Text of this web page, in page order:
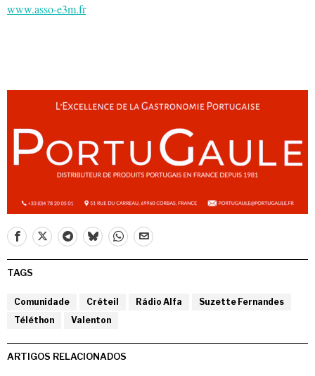
www.asso-e3m.fr
TAGS
Comunidade Créteil Rádio Alfa
Suzette Fernandes
Téléthon
Valenton
ARTIGOS RELACIONADOS